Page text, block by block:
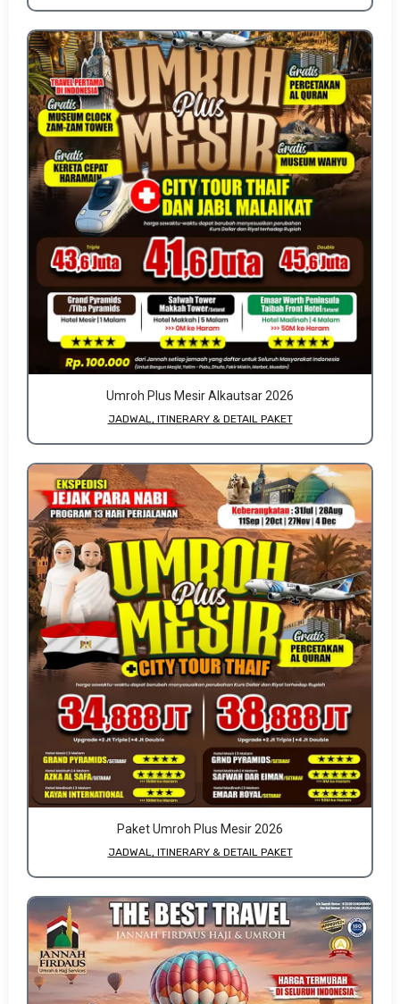
Umroh Plus Mesir Alkautsar 2026
JADWAL, ITINERARY & DETAIL PAKET
Paket Umroh Plus Mesir 2026
JADWAL, ITINERARY & DETAIL PAKET